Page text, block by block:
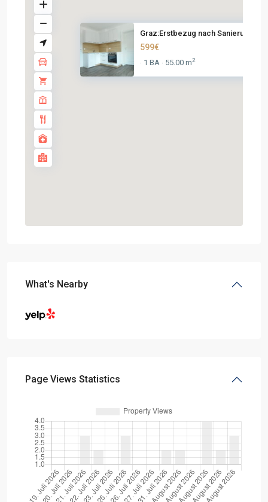
Graz:Erstbezug nach Sanierung!...
599€
· 1 BA · 55.00 m2
What's Nearby
Page Views Statistics